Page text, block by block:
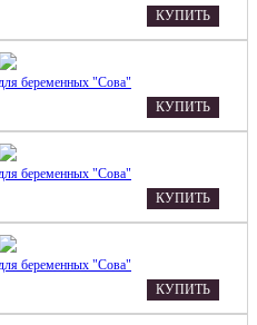
КУПИТЬ
беременных "Сова"
КУПИТЬ
беременных "Сова"
КУПИТЬ
беременных "Сова"
КУПИТЬ